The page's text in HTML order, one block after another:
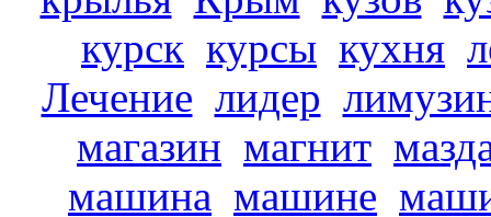
курск курсы кухня
Лечение лидер
магазин магнит
машина машине